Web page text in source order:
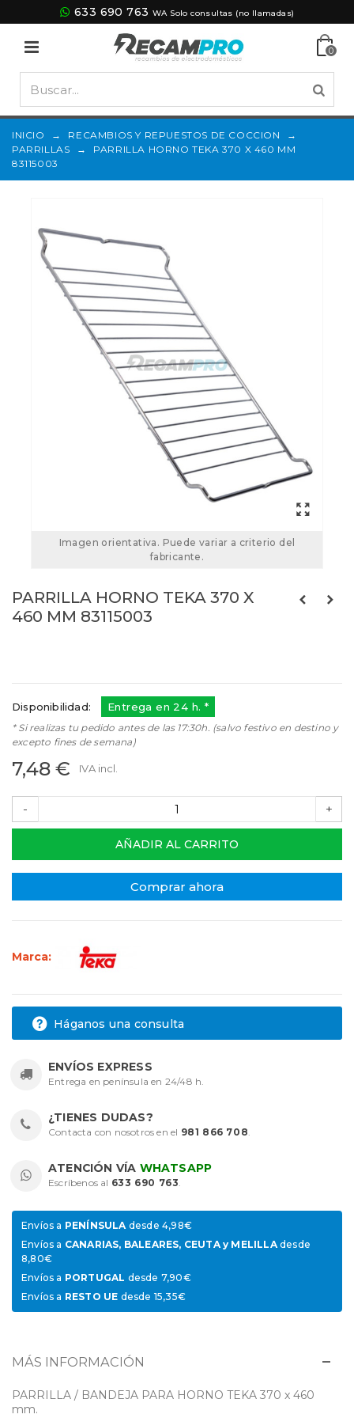
633 690 763 WA Solo consultas (no llamadas)
0
INICIO → RECAMBIOS Y REPUESTOS DE COCCION
→
PARRILLAS
→
PARRILLA HORNO TEKA 370 X 460 MM
83115003
Imagen orientativa. Puede variar a criterio del
fabricante.
PARRILLA HORNO TEKA 370 X
460 MM 83115003
Disponibilidad: Entrega en 24 h. *
* Si realizas tu pedido antes de las 17:30h. (salvo festivo en destino y
excepto fines de semana)
7,48 € IVA incl.
- +
AÑADIR AL CARRITO
Comprar ahora
Marca:
Háganos una consulta
ENVÍOS EXPRESS
Entrega en península en 24/48 h.
¿TIENES DUDAS?
Contacta con nosotros en el 981 866 708.
ATENCIÓN VÍA WHATSAPP
Escríbenos al 633 690 763.
Envíos a PENÍNSULAdesde 4,98€
Envíos a CANARIAS, BALEARES, CEUTA y MELILLAdesde
8,80€
Envíos a PORTUGAL desde 7,90€
Envíos a RESTO UE desde 15,35€
MÁS INFORMACIÓN
PARRILLA / BANDEJA PARA HORNO TEKA 370 x 460
mm.